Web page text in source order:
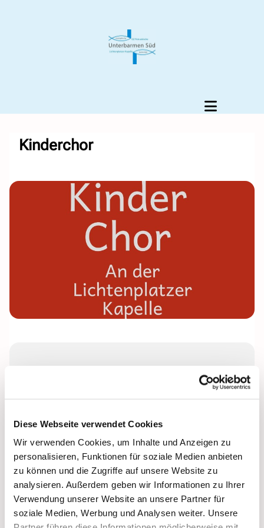
Diese Webseite verwendet Cookies
Wir verwenden Cookies, um Inhalte und Anzeigen zu
personalisieren, Funktionen für soziale Medien anbieten
zu können und die Zugriffe auf unsere Website zu
analysieren. Außerdem geben wir Informationen zu Ihrer
Verwendung unserer Website an unsere Partner für
soziale Medien, Werbung und Analysen weiter. Unsere
Kinderchor
Donnerstag, 8. Oktober 2026, 16:00
Lichtenplatzer Kapelle
Leitung: Anke Beckmann